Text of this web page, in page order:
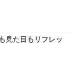
見た目もリフレッ